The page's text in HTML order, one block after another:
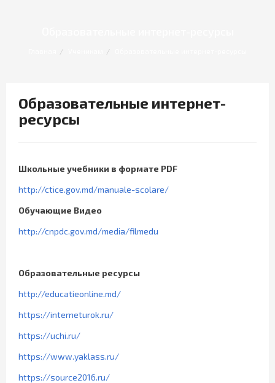
Образовательные интернет-
ресурсы
Школьные учебники в формате PDF
http://ctice.gov.md/manuale-scolare/
Обучающие Видео
http://cnpdc.gov.md/media/filmedu
Образовательные ресурсы
http://educatieonline.md/
https://interneturok.ru/
https://uchi.ru/
https://www.yaklass.ru/
https://source2016.ru/